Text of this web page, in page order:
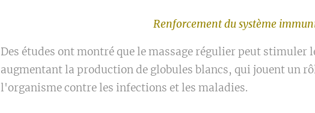
Renforcement du système
Des études ont montré que le massage régulier peut stimuler
augmentant la production de globules blancs, qui jouent un
l'organisme contre les infections et les maladies.